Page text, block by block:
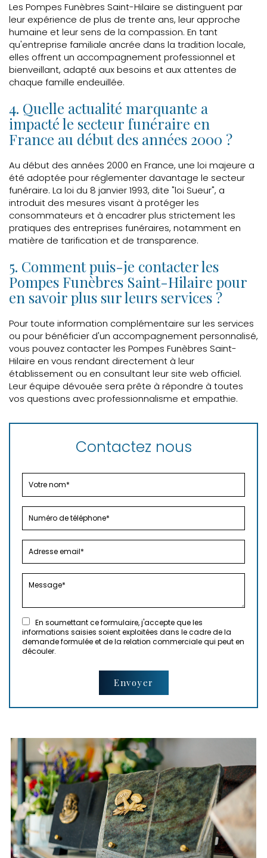
Les Pompes Funèbres Saint-Hilaire se distinguent par
leur expérience de plus de trente ans, leur approche
humaine et leur sens de la compassion. En tant
qu'entreprise familiale ancrée dans la tradition locale,
elles offrent un accompagnement professionnel et
bienveillant, adapté aux besoins et aux attentes de
chaque famille endeuillée.
4. Quelle actualité marquante a
impacté le secteur funéraire en
France au début des années 2000 ?
Au début des années 2000 en France, une loi majeure a
été adoptée pour réglementer davantage le secteur
funéraire. La loi du 8 janvier 1993, dite "loi Sueur", a
introduit des mesures visant à protéger les
consommateurs et à encadrer plus strictement les
pratiques des entreprises funéraires, notamment en
matière de tarification et de transparence.
5. Comment puis-je contacter les
Pompes Funèbres Saint-Hilaire pour
en savoir plus sur leurs services ?
Pour toute information complémentaire sur les services
ou pour bénéficier d'un accompagnement personnalisé,
vous pouvez contacter les Pompes Funèbres Saint-
Hilaire en vous rendant directement à leur
établissement ou en consultant leur site web officiel.
Leur équipe dévouée sera prête à répondre à toutes
vos questions avec professionnalisme et empathie.
Contactez nous
En soumettant ce formulaire, j'accepte que les
informations saisies soient exploitées dans le cadre de la
demande formulée et de la relation commerciale qui peut en
découler.